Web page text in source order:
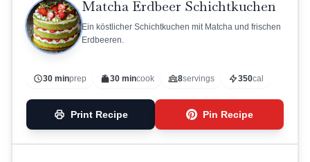
Matcha Erdbeer Schichtkuchen
Ein köstlicher Schichtkuchen mit Matcha und frischen
Erdbeeren.
30 minprep 30 mincook 8servings 350cal
Print Recipe Pin Recipe